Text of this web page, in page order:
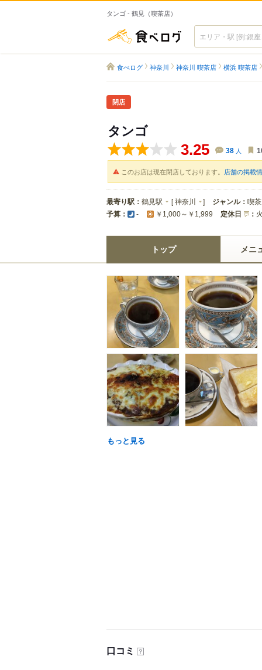
タンゴ - 鶴見（喫茶店）
食べログ
食べログ 神奈川 神奈川 喫茶店 横浜 喫茶店
閉店
タンゴ
3.25 38 人
このお店は現在閉店しております。 店舗の掲載
最寄り駅： 鶴見駅 [神奈川 ] ジャンル： 喫
予算： - ￥1,000～￥1,999 定休日 ：
トップ メニ
もっと見る
口コミ ？